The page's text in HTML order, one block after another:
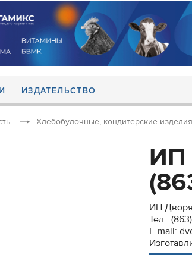
ИЗДАТЕЛЬСТВО
Хлебобулочные, кондитерские изделия
ИП
ИП
Тел.:
E-mail: